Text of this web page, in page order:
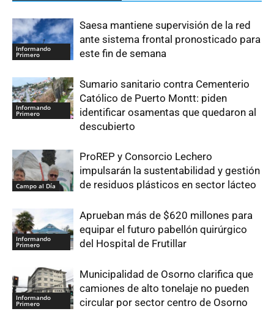
Informando
Primero
Saesa mantiene supervisión de la red
ante sistema frontal pronosticado para
este fin de semana
Informando
Primero
Sumario sanitario contra Cementerio
Católico de Puerto Montt: piden
identificar osamentas que quedaron al
descubierto
Campo al Día
ProREP y Consorcio Lechero
impulsarán la sustentabilidad y gestión
de residuos plásticos en sector lácteo
Informando
Primero
Aprueban más de $620 millones para
equipar el futuro pabellón quirúrgico
del Hospital de Frutillar
Informando
Primero
Municipalidad de Osorno clarifica que
camiones de alto tonelaje no pueden
circular por sector centro de Osorno